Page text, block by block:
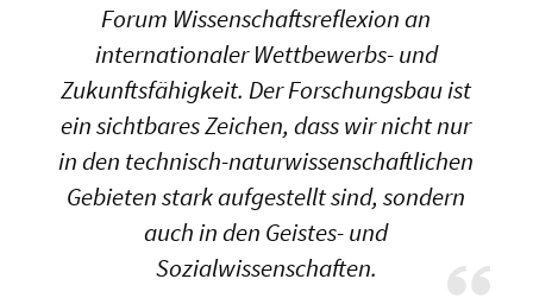
Forum Wissenschaftsreflexion an
internationaler Wettbewerbs- und
Zukunftsfähigkeit. Der Forschungsbau ist
ein sichtbares Zeichen, dass wir nicht nur
in den technisch-naturwissenschaftlichen
Gebieten stark aufgestellt sind, sondern
auch in den Geistes- und
Sozialwissenschaften.